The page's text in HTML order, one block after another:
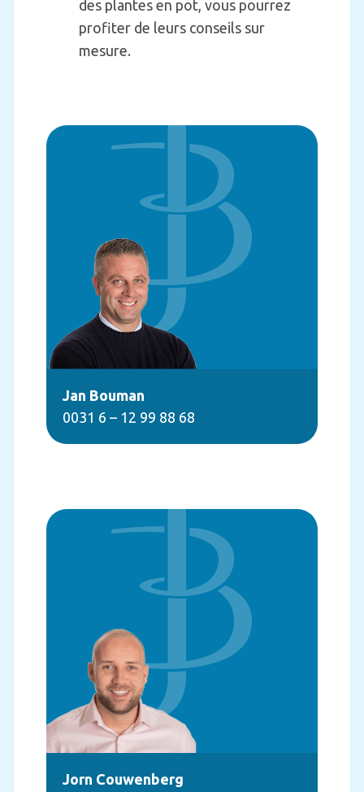
des plantes en pot, vous pourrez
profiter de leurs conseils sur
mesure.
Jan Bouman
0031 6 – 12 99 88 68
Jorn Couwenberg